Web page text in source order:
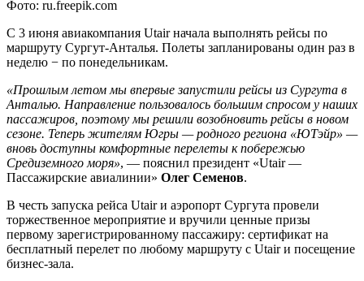
Фото: ru.freepik.com
С 3 июня авиакомпания Utair начала выполнять рейсы по
маршруту Сургут-Анталья. Полеты запланированы один раз в
неделю − по понедельникам.
«Прошлым летом мы впервые запустили рейсы из Сургута в
Анталью. Направление пользовалось большим спросом у наших
пассажиров, поэтому мы решили возобновить рейсы в новом
сезоне. Теперь жителям Югры — родного региона «ЮТэйр» —
вновь доступны комфортные перелеты к побережью
Средиземного моря», — пояснил президент «Utair —
Пассажирские авиалинии» Олег Семенов.
В честь запуска рейса Utair и аэропорт Сургута провели
торжественное мероприятие и вручили ценные призы
первому зарегистрированному пассажиру: сертификат на
бесплатный перелет по любому маршруту с Utair и посещение
бизнес-зала.